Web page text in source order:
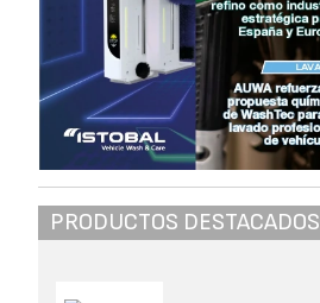
PRODUCTOS DESTACADOS